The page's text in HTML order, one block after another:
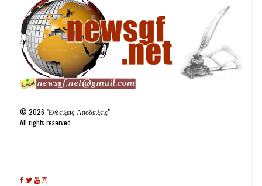
©2026 "Ενδείξεις-Αποδείξεις"
All rights reserved.